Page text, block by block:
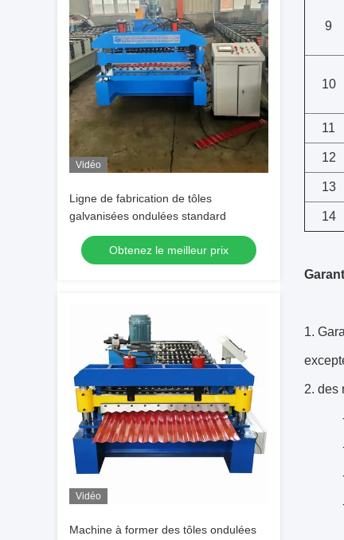
Vidéo
Ligne de fabrication de tôles
galvanisées ondulées standard
Obtenez le meilleur prix
Vidéo
Machine à former des tôles ondulées
9
10
11
12
13
14
1.
2. des